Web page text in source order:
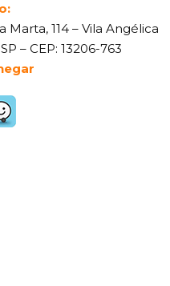
Marta, 114 – Vila Angélica
– CEP: 13206-763